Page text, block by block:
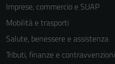
Imprese, commercio e SUAP
Mobilità e trasporti
Salute, benessere e assistenza
Tributi, finanze e contravvenzioni